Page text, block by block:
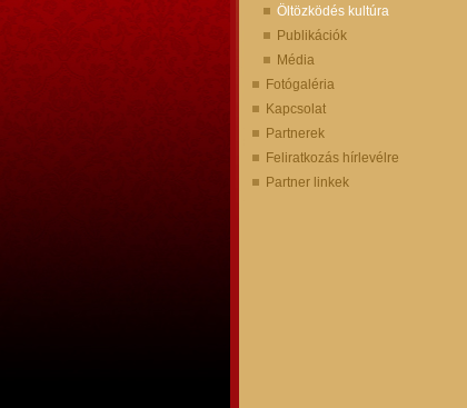
Öltözködés kultúra
Publikációk
Média
Fotógaléria
Kapcsolat
Partnerek
Feliratkozás hírlevélre
Partner linkek